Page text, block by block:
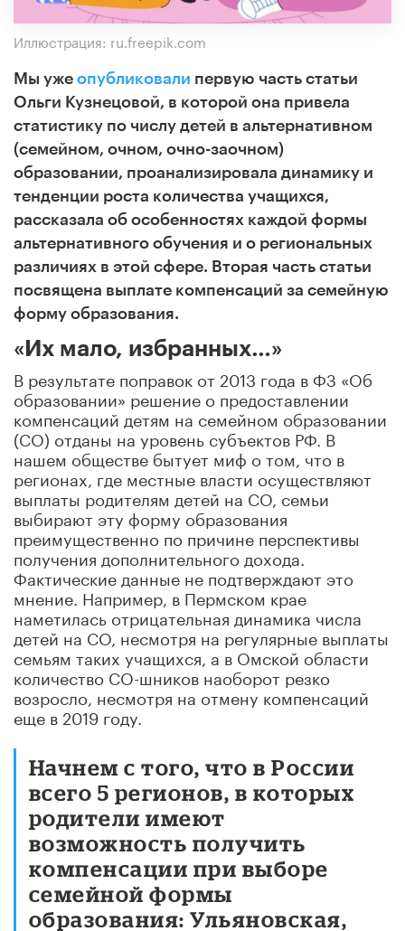
Иллюстрация: ru.freepik.com
Мы уже опубликовали первую часть статьи
Ольги Кузнецовой, в которой она привела
статистику по числу детей в альтернативном
(семейном, очном, очно-заочном)
образовании, проанализировала динамику и
тенденции роста количества учащихся,
рассказала об особенностях каждой формы
альтернативного обучения и о региональных
различиях в этой сфере. Вторая часть статьи
посвящена выплате компенсаций за семейную
форму образования.
«Их мало, избранных…»
В результате поправок от 2013 года в ФЗ «Об
образовании» решение о предоставлении
компенсаций детям на семейном образовании
(СО) отданы на уровень субъектов РФ. В
нашем обществе бытует миф о том, что в
регионах, где местные власти осуществляют
выплаты родителям детей на СО, семьи
выбирают эту форму образования
преимущественно по причине перспективы
получения дополнительного дохода.
Фактические данные не подтверждают это
мнение. Например, в Пермском крае
наметилась отрицательная динамика числа
детей на СО, несмотря на регулярные выплаты
семьям таких учащихся, а в Омской области
количество СО-шников наоборот резко
возросло, несмотря на отмену компенсаций
еще в 2019 году.
Начнем с того, что в России
всего 5 регионов, в которых
родители имеют
возможность получить
компенсации при выборе
семейной формы
образования: Ульяновская,